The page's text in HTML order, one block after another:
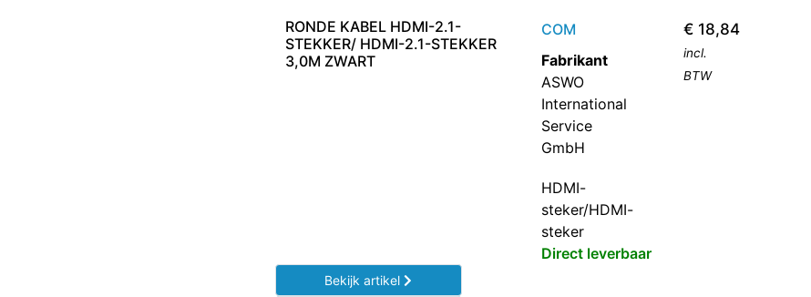
RONDE KABEL HDMI-2.1-
STEKKER/ HDMI-2.1-STEKKER
3,0M ZWART
COM
Fabrikant
ASWO
International
Service
GmbH
HDMI-
steker/HDMI-
steker
Direct leverbaar
€ 18,84
incl.
BTW
Bekijk artikel